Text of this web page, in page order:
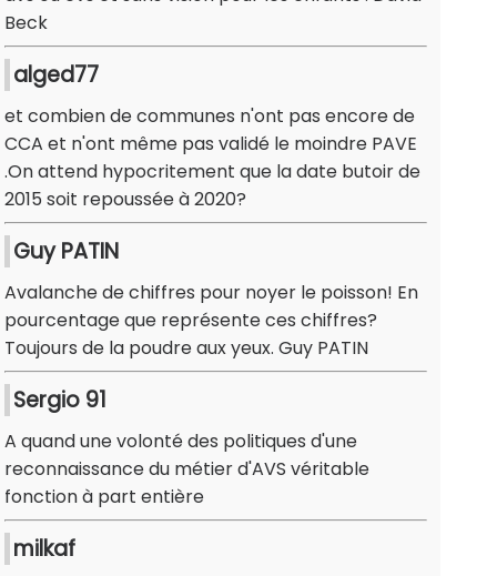
Beck
alged77
et combien de communes n'ont pas encore de
CCA et n'ont même pas validé le moindre PAVE
.On attend hypocritement que la date butoir de
2015 soit repoussée à 2020?
Guy PATIN
Avalanche de chiffres pour noyer le poisson! En
pourcentage que représente ces chiffres?
Toujours de la poudre aux yeux. Guy PATIN
Sergio 91
A quand une volonté des politiques d'une
reconnaissance du métier d'AVS véritable
fonction à part entière
milkaf